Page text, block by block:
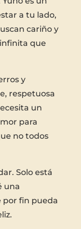
a tu lado,
cariño y
que
y
respetuosa
un
para
no todos
Solo está
una
fin pueda